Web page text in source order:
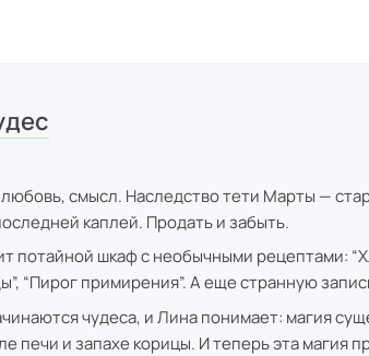
смысл. Наследство тети Марты —
каплей. Продать и забыть.
потайной шкаф с необычными рецептами:
“Пирог примирения”. А еще странную
чудеса, и Лина понимает: магия
печи и запахе корицы. И теперь эта магия